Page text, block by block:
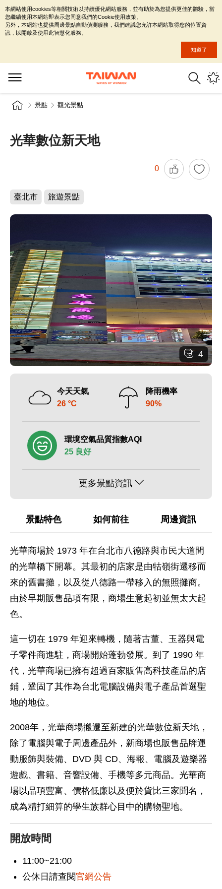
景點 觀光景點
光華數位新天地
0
臺北市 旅遊景點
4
今天天氣
26 °C
降雨機率
90%
環境空氣品質指數AQI
25 良好
更多景點資訊
景點特色 如何前往 周邊資訊
光華商場於 1973 年在台北市八德路與市民大道間
的光華橋下開幕。其最初的店家是由牯嶺街遷移而
來的舊書攤，以及從八德路一帶移入的無照攤商。
由於早期販售品項有限，商場生意起初並無太大起
色。
這一切在 1979 年迎來轉機，隨著古董、玉器與電
子零件商進駐，商場開始蓬勃發展。到了 1990 年
代，光華商場已擁有超過百家販售高科技產品的店
鋪，鞏固了其作為台北電腦設備與電子產品首選聖
地的地位。
2008年，光華商場搬遷至新建的光華數位新天地，
除了電腦與電子周邊產品外，新商場也販售品牌運
動服飾與裝備、DVD 與 CD、海報、電腦及遊樂器
遊戲、書籍、音響設備、手機等多元商品。光華商
場以品項豐富、價格低廉以及便於貨比三家聞名，
成為精打細算的學生族群心目中的購物聖地。
開放時間
11:00~21:00
公休日請查閱官網公告
本網站使用cookies等相關技術以持續優化網站服務，並有助於為您提供更佳的體驗，當
您繼續使用本網站即表示您同意我們的Cookie使用政策。
另外，本網站也提供周邊景點自動偵測服務，我們建議您允許本網站取得您的位置資
訊，以開啟及使用此智慧化服務。
知道了